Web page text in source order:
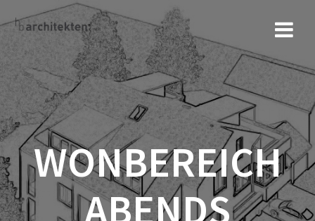
WONBEREICH
ABENDS